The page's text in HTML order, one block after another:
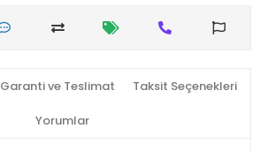
Garanti ve Teslimat Taksit Seçenekleri
Yorumlar